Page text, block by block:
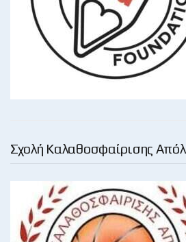
Σχολή Καλαθοσφαίρισης